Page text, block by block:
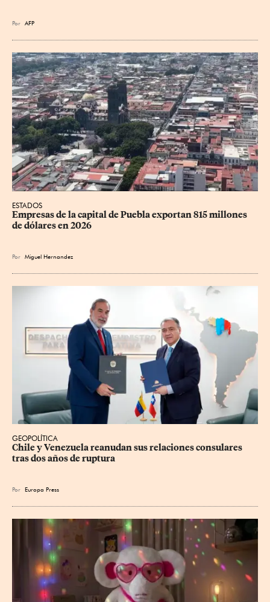
Por AFP
ESTADOS
Empresas de la capital de Puebla exportan 815 millones
de dólares en 2026
Por Miguel Hernandez
GEOPOLÍTICA
Chile y Venezuela reanudan sus relaciones consulares
tras dos años de ruptura
Por Europa Press